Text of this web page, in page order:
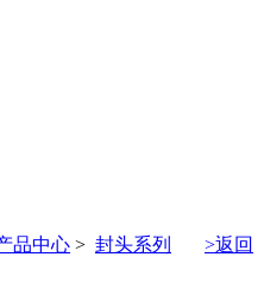
品中心 > 封头系列 >返回